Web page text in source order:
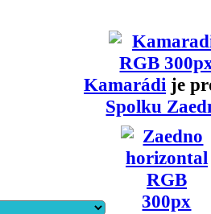
Kamarádi je
Spolku